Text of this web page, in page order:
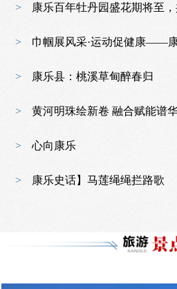
>
>
> 康乐县：桃溪草甸醉春归
>
> 心向康乐
> 康乐史话】马莲绳绳拦路歌